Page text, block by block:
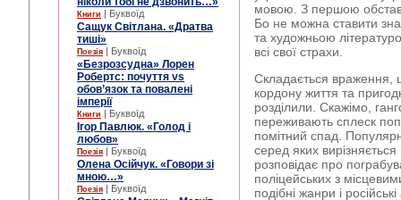
Книги | Буквоїд
Сащук Світлана. «Дратва
тиші»
Поезія | Буквоїд
«Безрозсудна» Лорен
Робертс: почуття vs
обов’язок та повалені
імперії
Книги | Буквоїд
Ігор Павлюк. «Голод і
любов»
Поезія | Буквоїд
Олена Осійчук. «Говори зі
мною…»
Поезія | Буквоїд
мовою. З першою
Бо не можна ставити
та художньою
всі свої страхи.
Складається враження,
кордону життя та
розділили. Скажімо,
переживають сплеск
помітний спад.
серед яких
розповідає про
поліцейських з
подібні жанри і